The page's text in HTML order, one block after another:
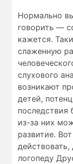
Нормально
говорить —
кажется.
слаженную
слухового
возникают
детей,
последствия
из-за них
развитие.
логопеду